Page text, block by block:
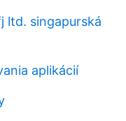
ltd. singapurská
aplikácií